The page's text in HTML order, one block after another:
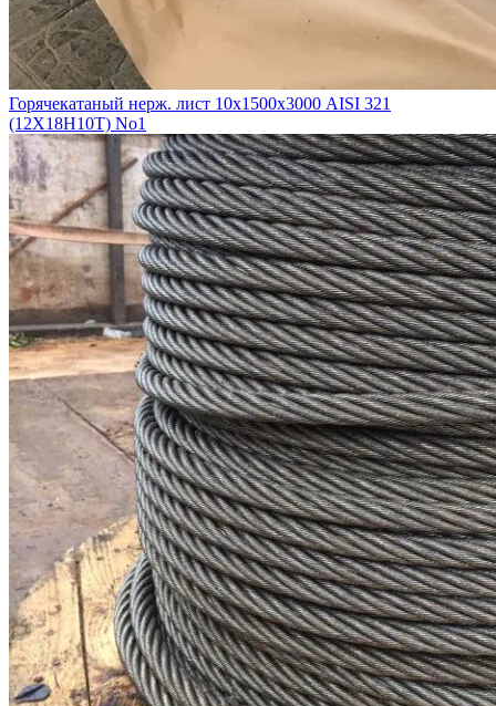
Горячекатаный нерж. лист 10х1500х3000 AISI 321
(12Х18Н10Т) No1